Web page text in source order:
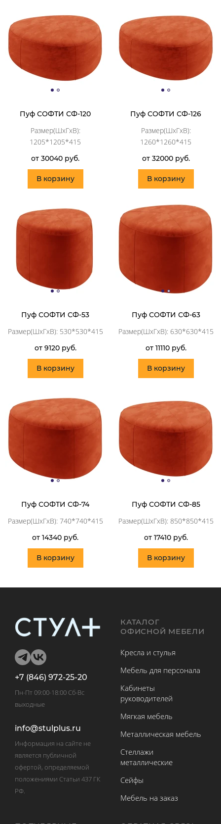
Пуф СОФТИ СФ-120
Размер(ШхГхВ):
1205*1205*415
от 30040 руб.
В корзину
Пуф СОФТИ СФ-126
Размер(ШхГхВ):
1260*1260*415
от 32000 руб.
В корзину
Пуф СОФТИ СФ-53
Размер(ШхГхВ): 530*530*415
от 9120 руб.
В корзину
Пуф СОФТИ СФ-63
Размер(ШхГхВ): 630*630*415
от 11110 руб.
В корзину
Пуф СОФТИ СФ-74
Размер(ШхГхВ): 740*740*415
от 14340 руб.
В корзину
Пуф СОФТИ СФ-85
Размер(ШхГхВ): 850*850*415
от 17410 руб.
В корзину
+7 (846) 972-25-20
Пн-Пт 09:00-18:00 Сб-Вс
выходные
info@stulplus.ru
Информация на сайте не
является публичной
офертой, определяемой
положениями Статьи 437 ГК
РФ.
КАТАЛОГ
ОФИСНОЙ МЕБЕЛИ
Кресла и стулья
Мебель для персонала
Кабинеты
руководителей
Мягкая мебель
Металлическая мебель
Стеллажи
металлические
Сейфы
Мебель на заказ